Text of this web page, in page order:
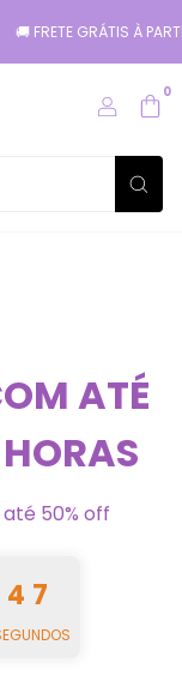
À PARTIR DE 249,00
0
ATÉ
50% off
44